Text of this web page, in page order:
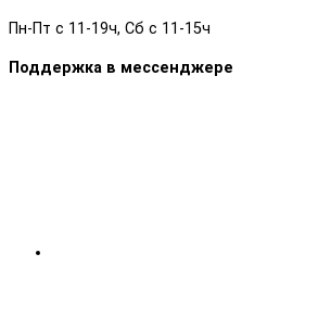
Пн-Пт с 11-19ч, Сб с 11-15ч
Поддержка в мессенджере